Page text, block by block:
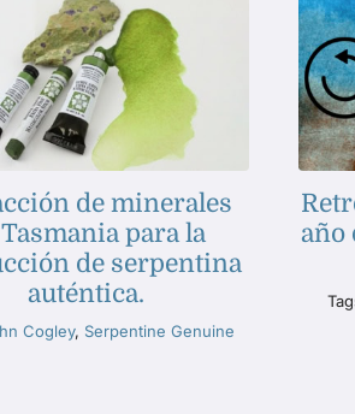
de minerales
para la
de serpentina
auténtica.
Cogley, Serpentine Genuine
año